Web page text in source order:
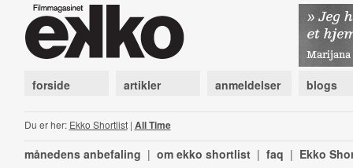
forside artikler anmeldelser blogs
Du er her: Ekko Shortlist| All Time
månedens anbefaling | om ekko shortlist | faq | Ekko